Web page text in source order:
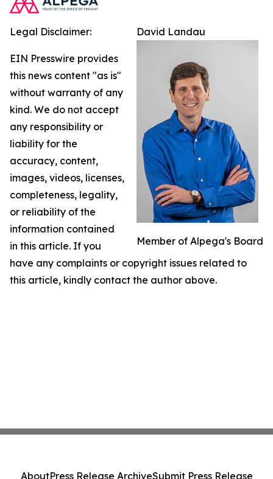
David Landau
Member of Alpega's Board
Legal Disclaimer:
EIN Presswire provides
this news content "as is"
without warranty of any
kind. We do not accept
any responsibility or
liability for the
accuracy, content,
images, videos, licenses,
completeness, legality,
or reliability of the
information contained
in this article. If you
have any complaints or copyright issues related to
this article, kindly contact the author above.
AboutPress Release ArchiveSubmit Press Release